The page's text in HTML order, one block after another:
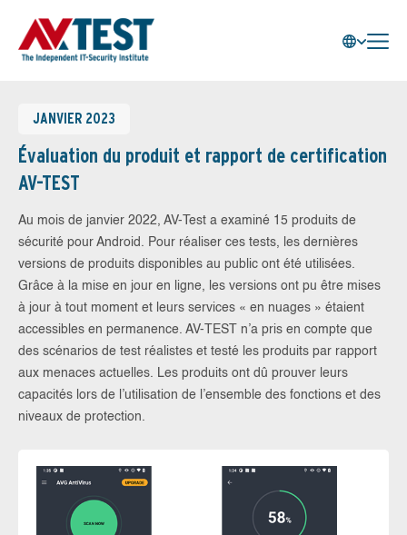
JANVIER 2023
Évaluation du produit et rapport de certification
AV-TEST
Au mois de janvier 2022, AV-Test a examiné 15 produits de
sécurité pour Android. Pour réaliser ces tests, les dernières
versions de produits disponibles au public ont été utilisées.
Grâce à la mise en jour en ligne, les versions ont pu être mises
à jour à tout moment et leurs services « en nuages » étaient
accessibles en permanence. AV-TEST n’a pris en compte que
des scénarios de test réalistes et testé les produits par rapport
aux menaces actuelles. Les produits ont dû prouver leurs
capacités lors de l’utilisation de l’ensemble des fonctions et des
niveaux de protection.